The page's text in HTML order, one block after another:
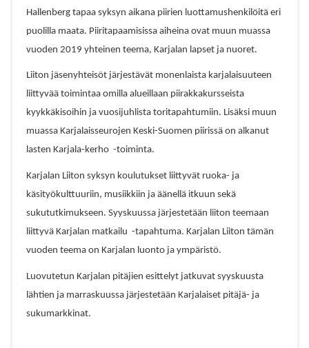
Hallenberg tapaa syksyn aikana piirien luottamushenkilöitä eri
puolilla maata. Piiritapaamisissa aiheina ovat muun muassa
vuoden 2019 yhteinen teema, Karjalan lapset ja nuoret.
Liiton jäsenyhteisöt järjestävät monenlaista karjalaisuuteen
liittyvää toimintaa omilla alueillaan piirakkakursseista
kyykkäkisoihin ja vuosijuhlista toritapahtumiin. Lisäksi muun
muassa Karjalaisseurojen Keski-Suomen piirissä on alkanut
lasten Karjala-kerho -toiminta.
Karjalan Liiton syksyn koulutukset liittyvät ruoka- ja
käsityökulttuuriin, musiikkiin ja äänellä itkuun sekä
sukututkimukseen. Syyskuussa järjestetään liiton teemaan
liittyvä Karjalan matkailu -tapahtuma. Karjalan Liiton tämän
vuoden teema on Karjalan luonto ja ympäristö.
Luovutetun Karjalan pitäjien esittelyt jatkuvat syyskuusta
lähtien ja marraskuussa järjestetään Karjalaiset pitäjä- ja
sukumarkkinat.